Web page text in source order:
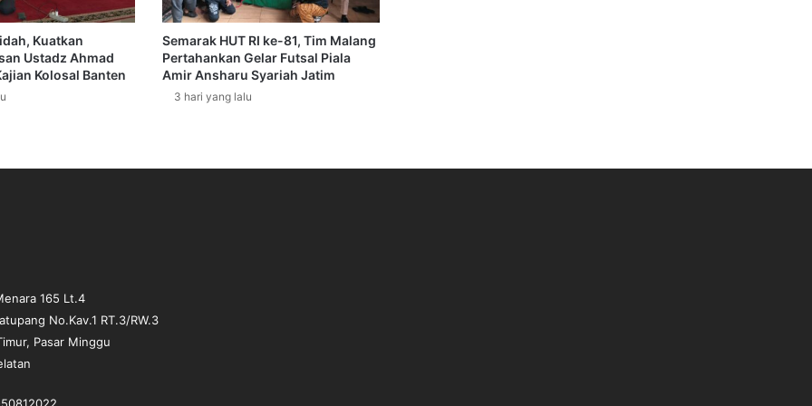
Kuatkan
Ustadz Ahmad
Kolosal Banten
Semarak HUT RI ke-81, Tim Malang
Pertahankan Gelar Futsal Piala
Amir Ansharu Syariah Jatim
3 hari yang lalu
165 Lt.4
No.Kav.1 RT.3/RW.3
Pasar Minggu